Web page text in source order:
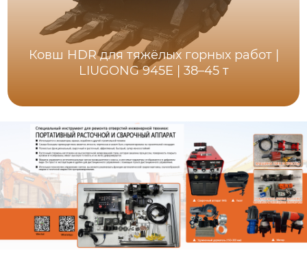
Ковш HDR для тяжёлых горных работ |
LIUGONG 945E | 38–45 т